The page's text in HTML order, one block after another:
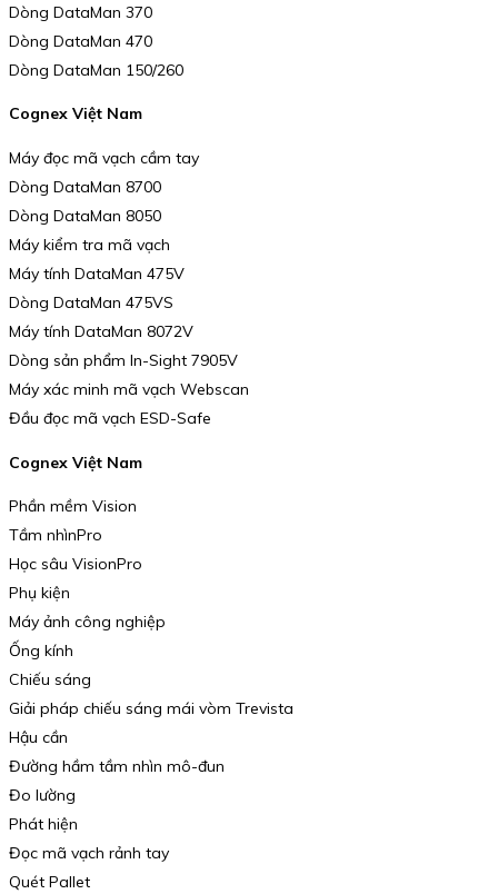
Dòng DataMan 370
Dòng DataMan 470
Dòng DataMan 150/260
Cognex Việt Nam
Máy đọc mã vạch cầm tay
Dòng DataMan 8700
Dòng DataMan 8050
Máy kiểm tra mã vạch
Máy tính DataMan 475V
Dòng DataMan 475VS
Máy tính DataMan 8072V
Dòng sản phẩm In-Sight 7905V
Máy xác minh mã vạch Webscan
Đầu đọc mã vạch ESD-Safe
Cognex Việt Nam
Phần mềm Vision
Tầm nhìnPro
Học sâu VisionPro
Phụ kiện
Máy ảnh công nghiệp
Ống kính
Chiếu sáng
Giải pháp chiếu sáng mái vòm Trevista
Hậu cần
Đường hầm tầm nhìn mô-đun
Đo lường
Phát hiện
Đọc mã vạch rảnh tay
Quét Pallet